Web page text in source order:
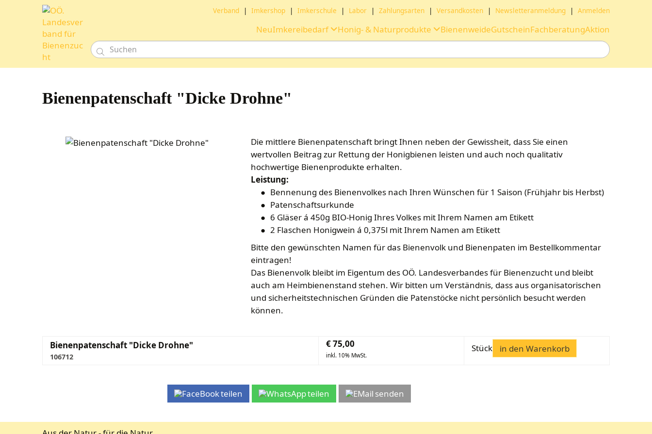
Verband | Imkershop | Imkerschule | Labor | Zahlungsarten | Versandkosten | Newsletteranmeldung | Anmelden
NeuImkereibedarf Honig- & Naturprodukte BienenweideGutscheinFachberatungAktion

Bienenpatenschaft "Dicke Drohne"
Die mittlere Bienenpatenschaft bringt Ihnen neben der Gewissheit, dass Sie einen
wertvollen Beitrag zur Rettung der Honigbienen leisten und auch noch qualitativ
hochwertige Bienenprodukte erhalten.
Leistung:
Bennenung des Bienenvolkes nach Ihren Wünschen für 1 Saison (Frühjahr bis Herbst)
Patenschaftsurkunde
6 Gläser á 450g BIO-Honig Ihres Volkes mit Ihrem Namen am Etikett
2 Flaschen Honigwein á 0,375l mit Ihrem Namen am Etikett
Bitte den gewünschten Namen für das Bienenvolk und Bienenpaten im Bestellkommentar
eintragen!
Das Bienenvolk bleibt im Eigentum des OÖ. Landesverbandes für Bienenzucht und bleibt
auch am Heimbienenstand stehen. Wir bitten um Verständnis, dass aus organisatorischen
und sicherheitstechnischen Gründen die Patenstöcke nicht persönlich besucht werden
können.
Bienenpatenschaft "Dicke Drohne"
106712
€75,00
inkl. 10% MwSt.
Stück in den Warenkorb
teilen teilen senden